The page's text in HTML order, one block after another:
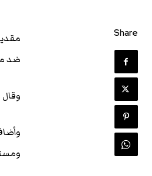
ضد
Share